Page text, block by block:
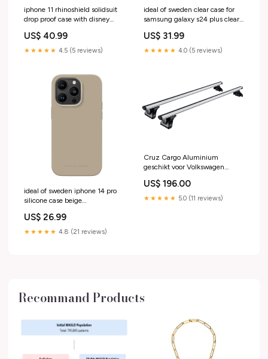
iphone 11 rhinoshield solidsuit
drop proof case with disney
smartphone-glas
US$ 40.99
★★★★★ 4.5 (5 reviews)
ideal of sweden clear case for
samsung galaxy s24 plus clear
US$ 31.99
★★★★★ 4.0 (5 reviews)
ideal of sweden iphone 14 pro
silicone case beige
US$ 26.99
★★★★★ 4.8 (21 reviews)
Cruz Cargo Aluminium
geschikt voor Volkswagen
Auto_Audi A6 Avant (2018-
2024)
US$ 196.00
★★★★★ 5.0 (11 reviews)
Recommand Products